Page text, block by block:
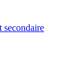
secondaire